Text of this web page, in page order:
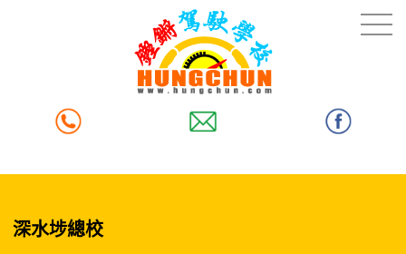
深水埗總校